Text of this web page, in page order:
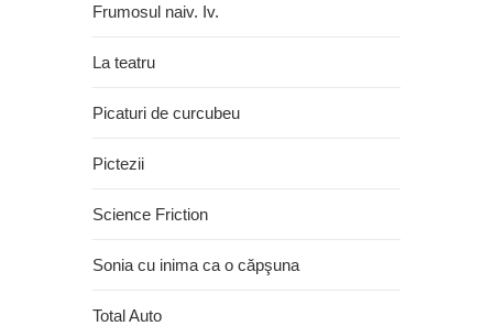
Frumosul naiv. Iv.
La teatru
Picaturi de curcubeu
Pictezii
Science Friction
Sonia cu inima ca o căpşuna
Total Auto